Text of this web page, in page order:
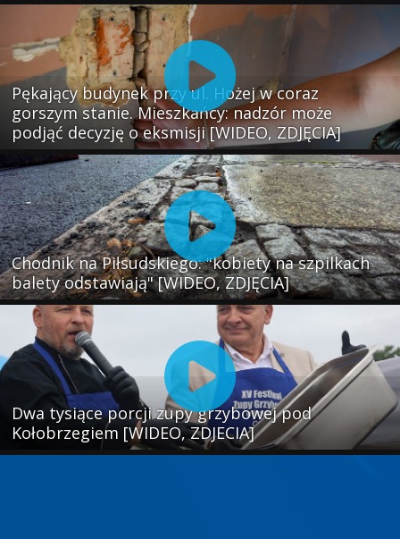
Pękający budynek przy ul. Hożej w coraz
gorszym stanie. Mieszkańcy: nadzór może
podjąć decyzję o eksmisji [WIDEO, ZDJĘCIA]
Chodnik na Piłsudskiego: "kobiety na szpilkach
balety odstawiają" [WIDEO, ZDJĘCIA]
Dwa tysiące porcji zupy grzybowej pod
Kołobrzegiem [WIDEO, ZDJECIA]